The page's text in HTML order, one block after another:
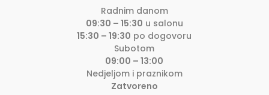
Radnim danom
09:30 – 15:30 u salonu
15:30 – 19:30 po dogovoru
Subotom
09:00 – 13:00
Nedjeljom i praznikom
Zatvoreno